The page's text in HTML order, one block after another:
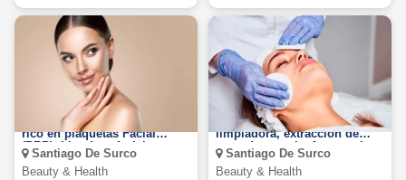
¡Para ellas y ellos! Plasma
rico en plaquetas Facial
(PRP): Limpieza facial,
aplicación de PRP, mascarilla
de colágeno y más
Santiago De Surco
Beauty & Health
Tratamiento facial, leche
limpiadora, extracción de
comedones, alta frecuencia y
mascarilla de vitamina C en
Beauty & Health
Santiago De Surco
Beauty & Health